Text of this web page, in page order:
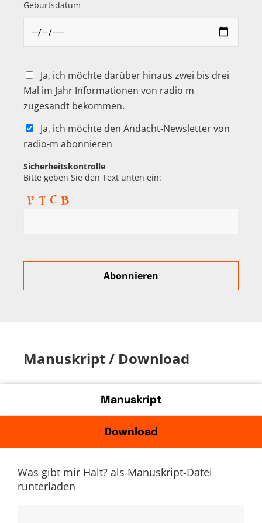
Geburtsdatum
Ja, ich möchte darüber hinaus zwei bis drei
Mal im Jahr Informationen von radio m
zugesandt bekommen.
Ja, ich möchte den Andacht-Newsletter von
radio-m abonnieren
Sicherheitskontrolle
Bitte geben Sie den Text unten ein:
Manuskript / Download
Manuskript
Download
Was gibt mir Halt? als Manuskript-Datei
runterladen